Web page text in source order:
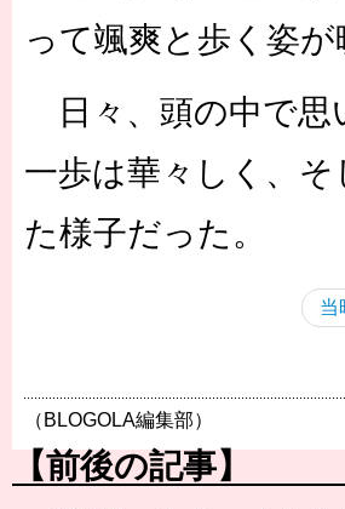
って颯爽と歩く姿
日々、頭の中で思
一歩は華々しく、
た様子だった。
当
（BLOGOLA編集部）
【前後の記事】